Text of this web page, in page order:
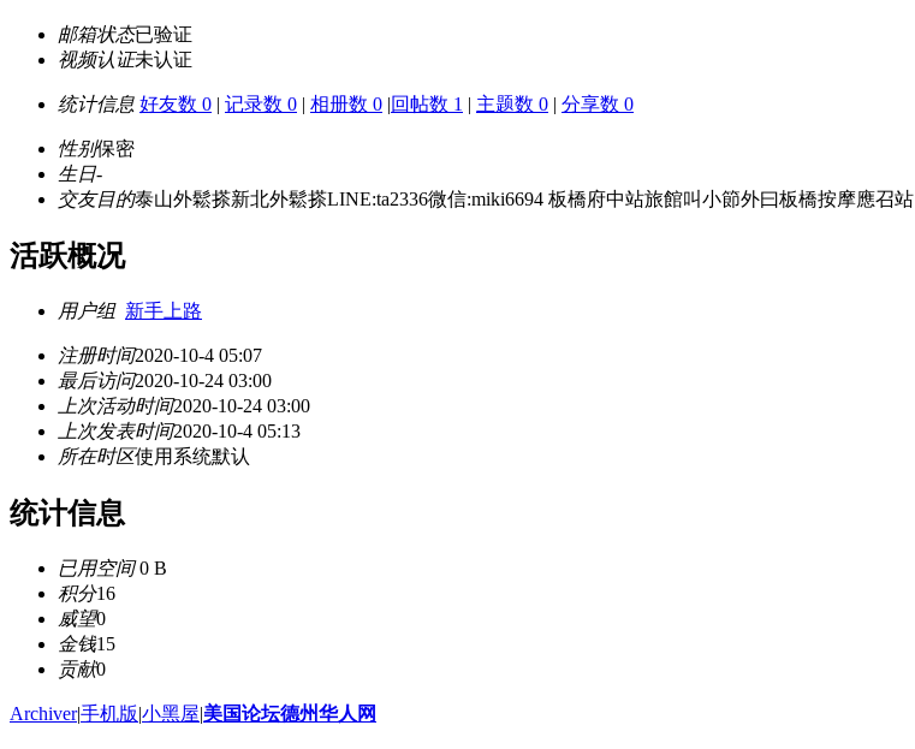
邮箱状态已验证
视频认证未认证
统计信息 好友数 0 | 记录数 0 | 相册数 0 |回帖数 1 | 主题数 0 | 分享数 0
性别保密
生日-
交友目的泰山外鬆搽新北外鬆搽LINE:ta2336微信:miki6694 板橋府中站旅館叫小節外曰板橋按摩應召站
活跃概况
用户组 新手上路
注册时间2020-10-4 05:07
最后访问2020-10-24 03:00
上次活动时间2020-10-24 03:00
上次发表时间2020-10-4 05:13
所在时区使用系统默认
统计信息
已用空间0 B
积分16
威望0
金钱15
贡献0
Archiver|手机版|小黑屋|美国论坛德州华人网